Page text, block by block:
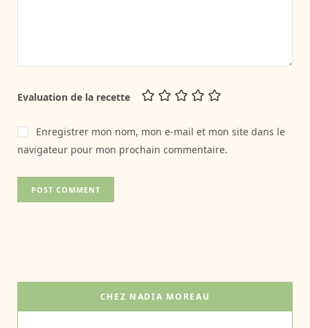
Evaluation de la recette
Enregistrer mon nom, mon e-mail et mon site dans le
navigateur pour mon prochain commentaire.
CHEZ NADIA MOREAU